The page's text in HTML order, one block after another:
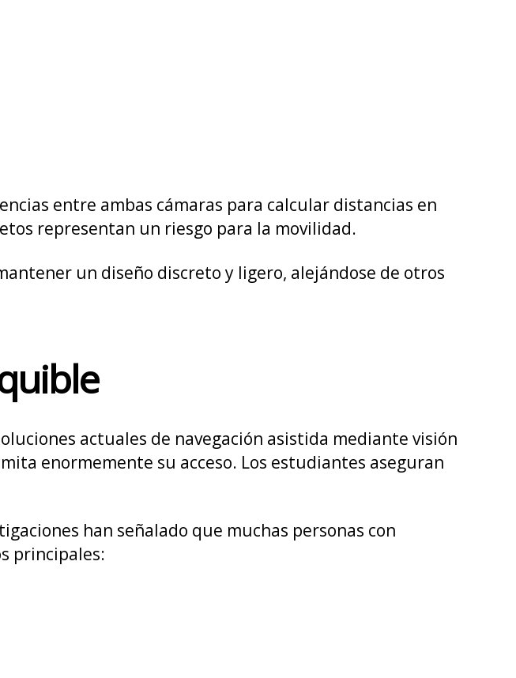
entre ambas cámaras para calcular distancias en
representan un riesgo para la movilidad.
un diseño discreto y ligero, alejándose de otros
actuales de navegación asistida mediante visión
enormemente su acceso. Los estudiantes aseguran
han señalado que muchas personas con
principales: